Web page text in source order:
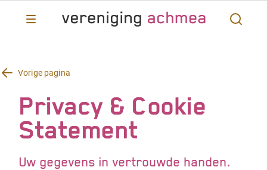
Vorige pagina
Privacy & Cookie
Statement
Uw gegevens in vertrouwde handen.